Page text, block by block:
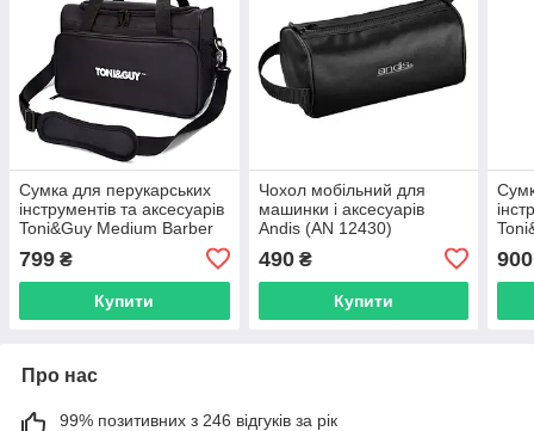
Сумка для перукарських
інструментів та аксесуарів
Toni&Guy Medium Barber
799 ₴
Купити
Чохол мобільний для
машинки і аксесуарів
Andis (AN 12430)
490₴
Купити
900
Про нас
99% позитивних з 246 відгуків за рік